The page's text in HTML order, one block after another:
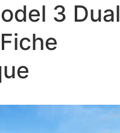
3 Dual